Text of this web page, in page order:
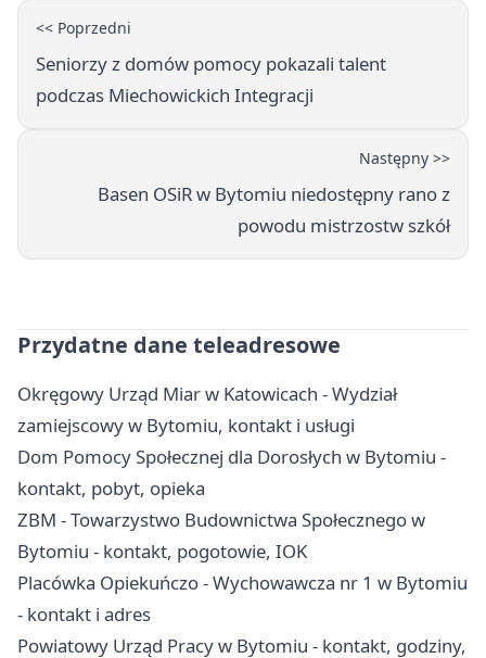
<< Poprzedni
Seniorzy z domów pomocy pokazali talent
podczas Miechowickich Integracji
Następny >>
Basen OSiR w Bytomiu niedostępny rano z
powodu mistrzostw szkół
Przydatne dane teleadresowe
Okręgowy Urząd Miar w Katowicach - Wydział
zamiejscowy w Bytomiu, kontakt i usługi
Dom Pomocy Społecznej dla Dorosłych w Bytomiu -
kontakt, pobyt, opieka
ZBM - Towarzystwo Budownictwa Społecznego w
Bytomiu - kontakt, pogotowie, IOK
Placówka Opiekuńczo - Wychowawcza nr 1 w Bytomiu
- kontakt i adres
Powiatowy Urząd Pracy w Bytomiu - kontakt, godziny,